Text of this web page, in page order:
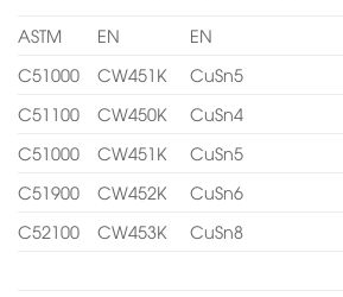
ASTM EN EN
C51000
CW451K CuSn5
C51100
CW450K CuSn4
C51000
CW451K CuSn5
C51900
CW452K CuSn6
C52100
CW453K CuSn8